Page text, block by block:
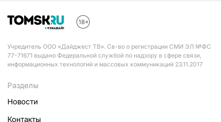
Учредитель ООО «Дайджест ТВ». Св-во о регистрации СМИ ЭЛ №ФС
77-71671 выдано Федеральной службой по надзору в сфере связи,
информационных технологий и массовых коммуникаций 23.11.2017
Разделы
Новости
Контакты